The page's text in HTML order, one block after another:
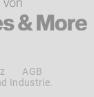
Industrie.
AGB